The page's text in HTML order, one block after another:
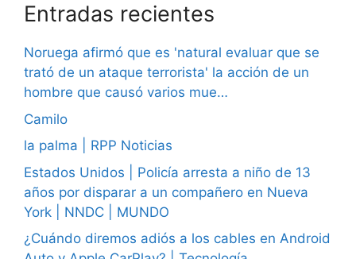
Entradas recientes
Noruega afirmó que es 'natural evaluar que se
trató de un ataque terrorista' la acción de un
hombre que causó varios mue…
Camilo
la palma | RPP Noticias
Estados Unidos | Policía arresta a niño de 13
años por disparar a un compañero en Nueva
York | NNDC | MUNDO
¿Cuándo diremos adiós a los cables en Android